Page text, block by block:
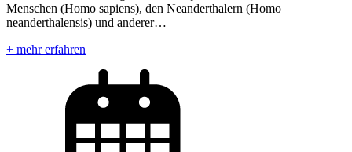
Menschen (Homo sapiens), den Neanderthalern (Homo
neanderthalensis) und anderer…
+ mehr erfahren